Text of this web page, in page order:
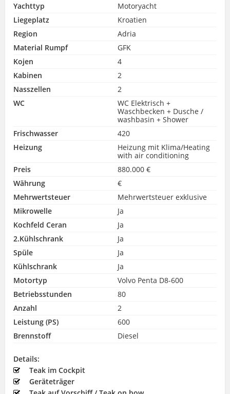
Yachttyp
Motoryacht
Liegeplatz
Kroatien
Region
Adria
Material Rumpf
GFK
Kojen
4
Kabinen
2
Nasszellen
2
WC
WC Elektrisch +
Waschbecken + Dusche /
washbasin + Shower
Frischwasser
420
Heizung
Heizung mit Klima/Heating
with air conditioning
Preis
880.000 €
Währung
€
Mehrwertsteuer
Mehrwertsteuer exklusive
Mikrowelle
Ja
Kochfeld Ceran
Ja
2.Kühlschrank
Ja
Spüle
Ja
Kühlschrank
Ja
Motortyp
Volvo Penta D8-600
Betriebsstunden
80
Anzahl
2
Leistung (PS)
600
Brennstoff
Diesel
Details:
Teak im Cockpit
Geräteträger